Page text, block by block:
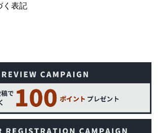
く表記